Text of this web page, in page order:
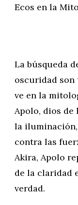
Ecos en la
La búsqueda
oscuridad son
ve en la
Apolo, dios de
la
contra las
Akira, Apolo
de la claridad
verdad.